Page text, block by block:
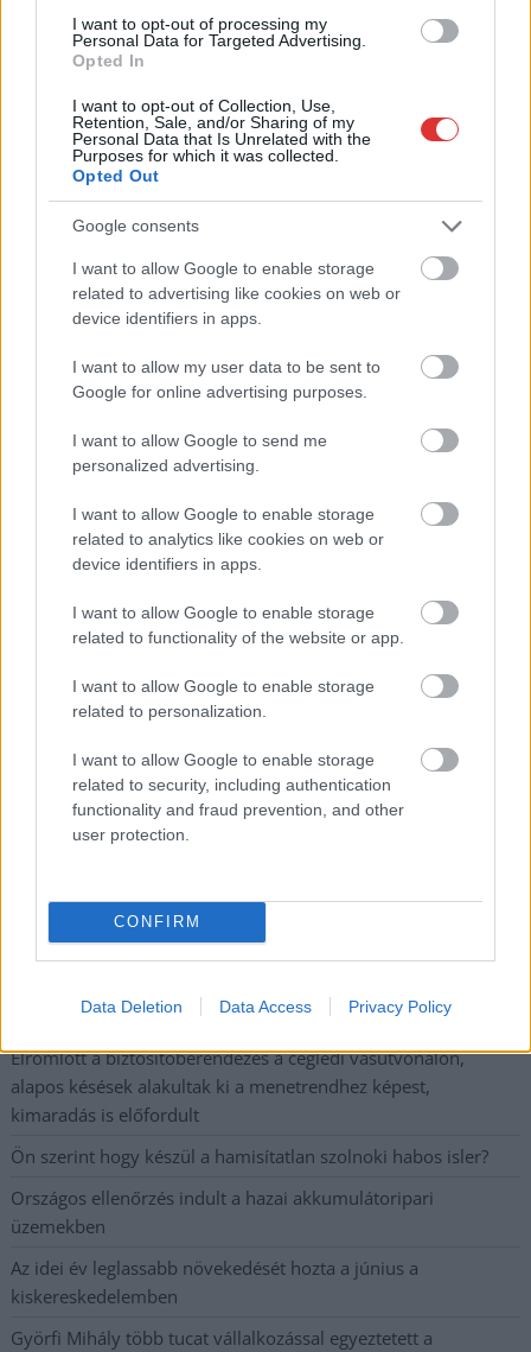
I want to opt-out of processing my
Personal Data for Targeted Advertising.
Opted In
I want to opt-out of Collection, Use,
Retention, Sale, and/or Sharing of my
Personal Data that Is Unrelated with the
Purposes for which it was collected.
Opted Out
Google consents
I want to allow Google to enable storage
related to advertising like cookies on web or
device identifiers in apps.
I want to allow my user data to be sent to
Google for online advertising purposes.
I want to allow Google to send me
personalized advertising.
I want to allow Google to enable storage
related to analytics like cookies on web or
device identifiers in apps.
I want to allow Google to enable storage
related to functionality of the website or app.
I want to allow Google to enable storage
related to personalization.
I want to allow Google to enable storage
related to security, including authentication
functionality and fraud prevention, and other
user protection.
CONFIRM
Data Deletion Data Access Privacy Policy
Hírlevél feliratkozás
Adja meg keresztnevét:
Adja
meg e-mail címét:
legfrissebb információkkal és exkluzív tartalmakkal hétről hétre
postaládájába érkezik!
A SZOL24 legfrissebb 24 cikke
Problémák egész Jász-Nagykun-Szolnok megyében: egyre
több otthoni kútból fogy ki a víz
ez csak az egyik botrány
Szolnokon egy kulcsfontosságú körforgalmat részlegesen
mértékben lebénul
Elromlott a biztosítóberendezés a ceglédi vasútvonalon,
alapos késések alakultak ki a menetrendhez képest,
kimaradás is előfordult
Ön szerint hogy készül a hamisítatlan szolnoki habos isler?
Országos ellenőrzés indult a hazai akkumulátoripari
üzemekben
Az idei év leglassabb növekedését hozta a június a
kiskereskedelemben
Györfi Mihály több tucat vállalkozással egyeztetett a